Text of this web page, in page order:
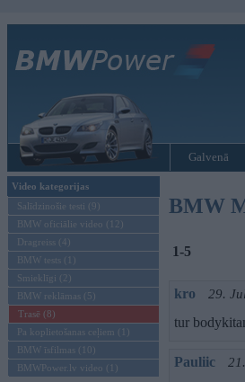
Galvenā
Video kategorijas
Salīdzinošie testi (9)
BMW oficiālie video (12)
Dragreiss (4)
BMW tests (1)
Smieklīgi (2)
BMW reklāmas (5)
Trasē (8)
Pa koplietošanas ceļiem (1)
BMW īsfilmas (10)
BMWPower.lv video (1)
BMW
1-5
kro 29.
tur
Pauliic